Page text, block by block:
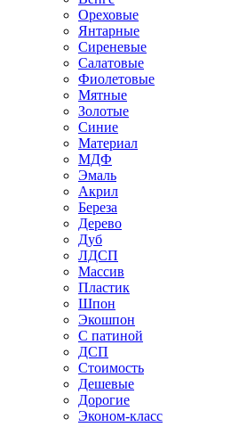
Ореховые
Янтарные
Сиреневые
Салатовые
Фиолетовые
Мятные
Золотые
Синие
Материал
МДФ
Эмаль
Акрил
Береза
Дерево
Дуб
ЛДСП
Массив
Пластик
Шпон
Экошпон
С патиной
ДСП
Стоимость
Дешевые
Дорогие
Эконом-класс